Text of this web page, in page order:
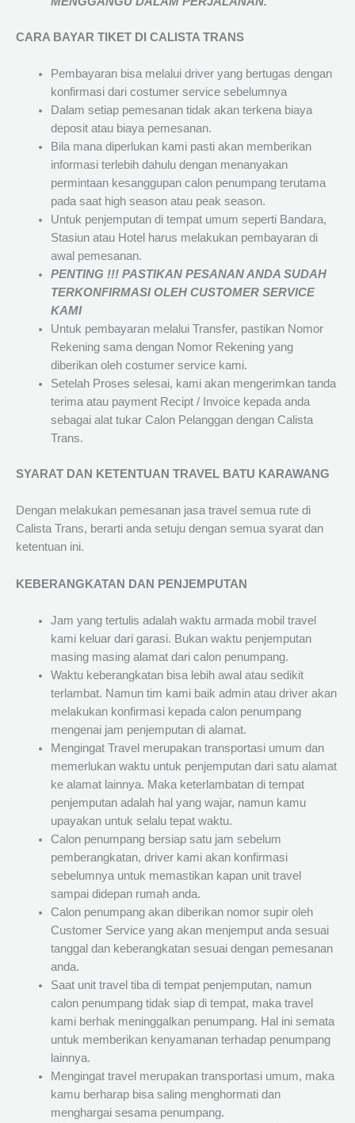
CARA BAYAR TIKET DI CALISTA TRANS
Pembayaran bisa melalui driver yang bertugas dengan
konfirmasi dari costumer service sebelumnya
Dalam setiap pemesanan tidak akan terkena biaya
deposit atau biaya pemesanan.
Bila mana diperlukan kami pasti akan memberikan
informasi terlebih dahulu dengan menanyakan
permintaan kesanggupan calon penumpang terutama
pada saat high season atau peak season.
Untuk penjemputan di tempat umum seperti Bandara,
Stasiun atau Hotel harus melakukan pembayaran di
awal pemesanan.
PENTING !!! PASTIKAN PESANAN ANDA SUDAH
TERKONFIRMASI OLEH CUSTOMER SERVICE
KAMI
Untuk pembayaran melalui Transfer, pastikan Nomor
Rekening sama dengan Nomor Rekening yang
diberikan oleh costumer service kami.
Setelah Proses selesai, kami akan mengerimkan tanda
terima atau payment Recipt / Invoice kepada anda
sebagai alat tukar Calon Pelanggan dengan Calista
Trans.
SYARAT DAN KETENTUAN TRAVEL BATU KARAWANG
Dengan melakukan pemesanan jasa travel semua rute di
Calista Trans, berarti anda setuju dengan semua syarat dan
ketentuan ini.
KEBERANGKATAN DAN PENJEMPUTAN
Jam yang tertulis adalah waktu armada mobil travel
kami keluar dari garasi. Bukan waktu penjemputan
masing masing alamat dari calon penumpang.
Waktu keberangkatan bisa lebih awal atau sedikit
terlambat. Namun tim kami baik admin atau driver akan
melakukan konfirmasi kepada calon penumpang
mengenai jam penjemputan di alamat.
Mengingat Travel merupakan transportasi umum dan
memerlukan waktu untuk penjemputan dari satu alamat
ke alamat lainnya. Maka keterlambatan di tempat
penjemputan adalah hal yang wajar, namun kamu
upayakan untuk selalu tepat waktu.
Calon penumpang bersiap satu jam sebelum
pemberangkatan, driver kami akan konfirmasi
sebelumnya untuk memastikan kapan unit travel
sampai didepan rumah anda.
Calon penumpang akan diberikan nomor supir oleh
Customer Service yang akan menjemput anda sesuai
tanggal dan keberangkatan sesuai dengan pemesanan
anda.
Saat unit travel tiba di tempat penjemputan, namun
calon penumpang tidak siap di tempat, maka travel
kami berhak meninggalkan penumpang. Hal ini semata
untuk memberikan kenyamanan terhadap penumpang
lainnya.
Mengingat travel merupakan transportasi umum, maka
kamu berharap bisa saling menghormati dan
menghargai sesama penumpang.